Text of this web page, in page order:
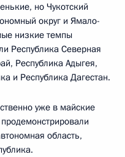
но Чукотский
округ и Ямало-
низкие темпы
Республика Северная
Республика Адыгея,
и Республика Дагестан.
уже в майские
область,